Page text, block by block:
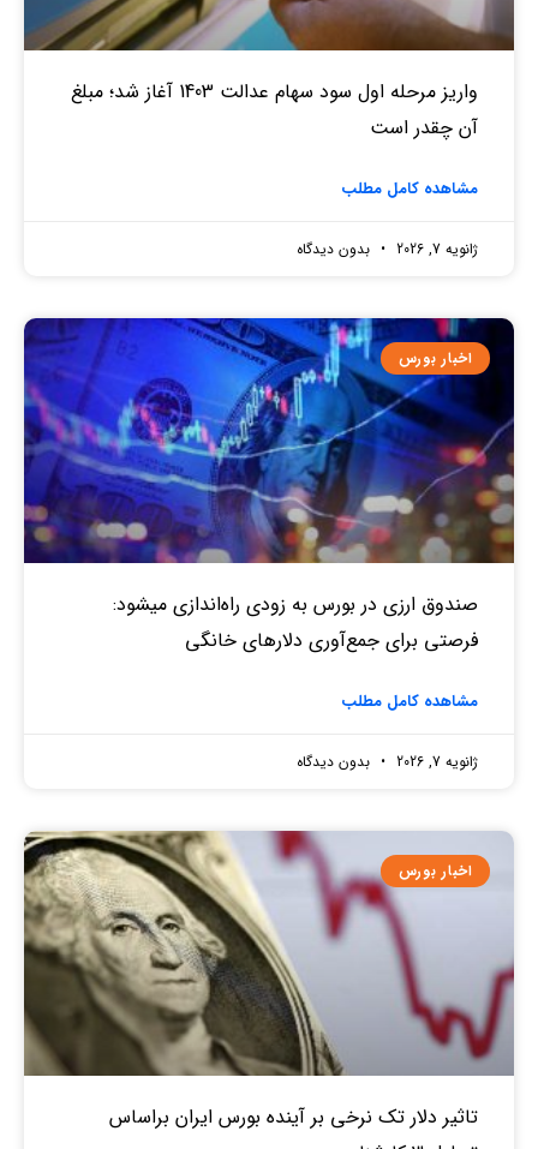
واریز مرحله اول سود سهام عدالت 1403 آغاز شد؛ مبلغ
آن چقدر است
مشاهده کامل مطلب
ژانویه 7, 2026 بدون دیدگاه
اخبار بورس
صندوق‌ ارزی در بورس به زودی راه‌اندازی میشود:
فرصتی برای جمع‌آوری دلارهای خانگی
مشاهده کامل مطلب
ژانویه 7, 2026 بدون دیدگاه
اخبار بورس
تاثیر دلار تک نرخی بر آینده بورس ایران براساس